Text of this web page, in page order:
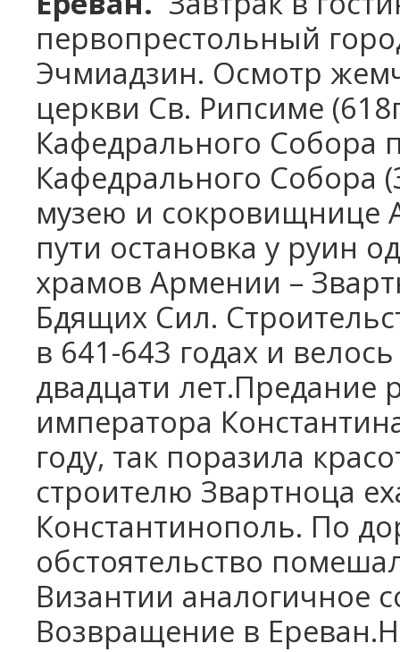
первопрестольный
Эчмиадзин. Осмотр
церкви Св. Рипсиме
Кафедрального Собора
Кафедрального Собора
музею и сокровищнице
пути остановка у руин
храмов Армении –
Бдящих Сил.
в 641-643 годах и
двадцати лет.Предание
императора
году, так поразила
строителю Звартноца
Константинополь. По
обстоятельство
Византии аналогичное
Возвращение в